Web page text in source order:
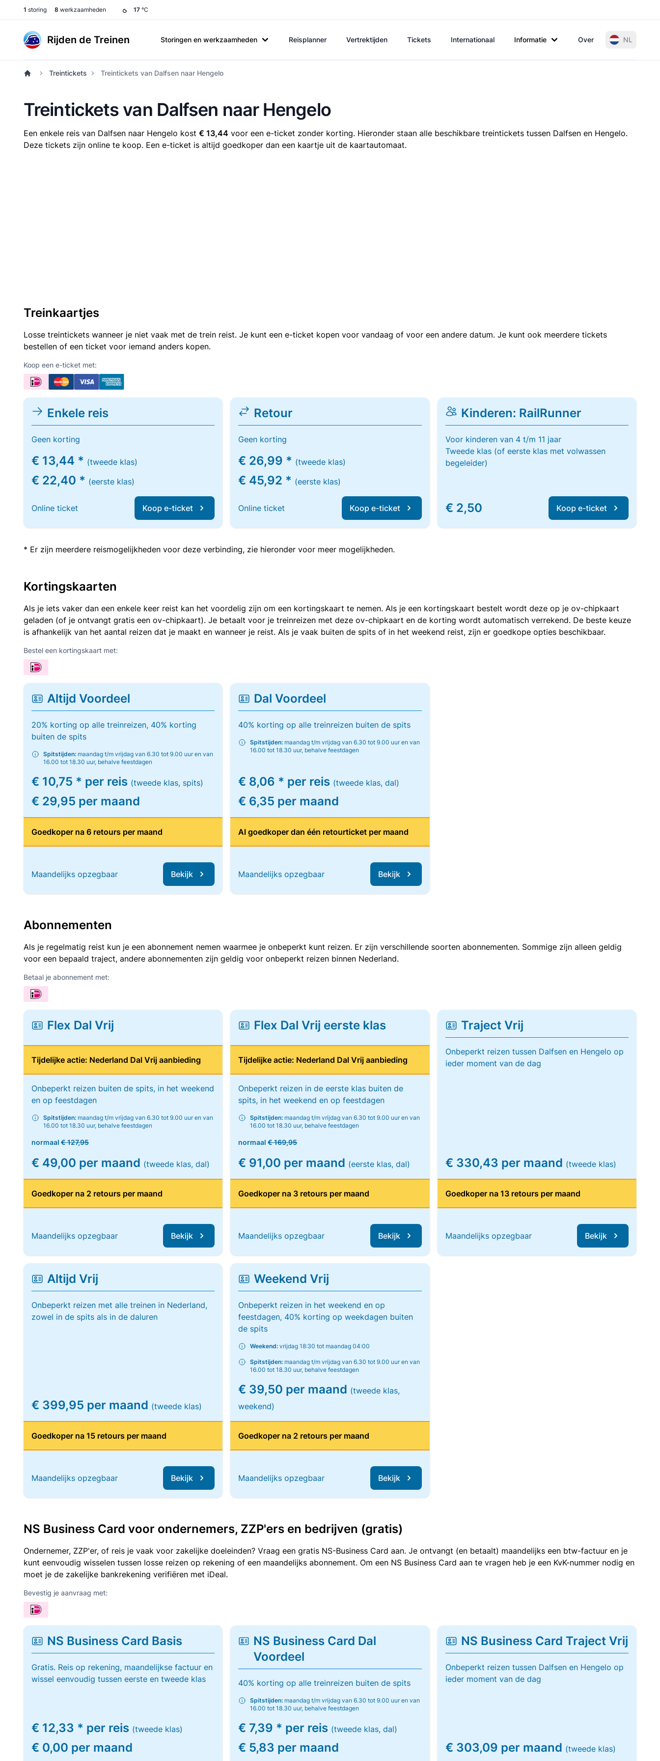
1 storing 8 werkzaamheden 17 °C
Rijden de Treinen Storingen en werkzaamheden Reisplanner Vertrektijden Tickets Internationaal Informatie Over NL
Treintickets Treintickets van Dalfsen naar Hengelo
Treintickets van Dalfsen naar Hengelo
Een enkele reis van Dalfsen naar Hengelo kost € 13,44 voor een e-ticket zonder korting. Hieronder staan alle beschikbare treintickets tussen Dalfsen en Hengelo.
Deze tickets zijn online te koop. Een e-ticket is altijd goedkoper dan een kaartje uit de kaartautomaat.
Treinkaartjes
Losse treintickets wanneer je niet vaak met de trein reist. Je kunt een e-ticket kopen voor vandaag of voor een andere datum. Je kunt ook meerdere tickets
bestellen of een ticket voor iemand anders kopen.
Koop een e-ticket met:
Enkele reis
Geen korting
€ 13,44 * (tweede klas)
€ 22,40 * (eerste klas)
Online ticket Koop e-ticket
Retour
Geen korting
€ 26,99 * (tweede klas)
€ 45,92 * (eerste klas)
Online ticket Koop e-ticket
Kinderen: RailRunner
Voor kinderen van 4 t/m 11 jaar
Tweede klas (of eerste klas met volwassen
begeleider)
€ 2,50 Koop e-ticket
* Er zijn meerdere reismogelijkheden voor deze verbinding, zie hieronder voor meer mogelijkheden.
Kortingskaarten
Als je iets vaker dan een enkele keer reist kan het voordelig zijn om een kortingskaart te nemen. Als je een kortingskaart bestelt wordt deze op je ov-chipkaart
geladen (of je ontvangt gratis een ov-chipkaart). Je betaalt voor je treinreizen met deze ov-chipkaart en de korting wordt automatisch verrekend. De beste keuze
is afhankelijk van het aantal reizen dat je maakt en wanneer je reist. Als je vaak buiten de spits of in het weekend reist, zijn er goedkope opties beschikbaar.
Bestel een kortingskaart met:
Altijd Voordeel
20% korting op alle treinreizen, 40% korting
buiten de spits
Spitstijden: maandag t/m vrijdag van 6.30 tot 9.00 uur en van
16.00 tot 18.30 uur, behalve feestdagen
€ 10,75 * per reis (tweede klas, spits)
€ 29,95 per maand
Goedkoper na 6 retours per maand
Maandelijks opzegbaar Bekijk
Dal Voordeel
40% korting op alle treinreizen buiten de spits
Spitstijden: maandag t/m vrijdag van 6.30 tot 9.00 uur en van
16.00 tot 18.30 uur, behalve feestdagen
€ 8,06 * per reis (tweede klas, dal)
€ 6,35 per maand
Al goedkoper dan één retourticket per maand
Maandelijks opzegbaar Bekijk
Abonnementen
Als je regelmatig reist kun je een abonnement nemen waarmee je onbeperkt kunt reizen. Er zijn verschillende soorten abonnementen. Sommige zijn alleen geldig
voor een bepaald traject, andere abonnementen zijn geldig voor onbeperkt reizen binnen Nederland.
Betaal je abonnement met:
Flex Dal Vrij
Tijdelijke actie: Nederland Dal Vrij aanbieding
Onbeperkt reizen buiten de spits, in het weekend
en op feestdagen
Spitstijden: maandag t/m vrijdag van 6.30 tot 9.00 uur en van
16.00 tot 18.30 uur, behalve feestdagen
normaal € 127,95
€ 49,00 per maand (tweede klas, dal)
Goedkoper na 2 retours per maand
Maandelijks opzegbaar Bekijk
Flex Dal Vrij eerste klas
Tijdelijke actie: Nederland Dal Vrij aanbieding
Onbeperkt reizen in de eerste klas buiten de
spits, in het weekend en op feestdagen
Spitstijden: maandag t/m vrijdag van 6.30 tot 9.00 uur en van
16.00 tot 18.30 uur, behalve feestdagen
normaal€ 169,95
€ 91,00 per maand (eerste klas, dal)
Goedkoper na 3 retours per maand
Maandelijks opzegbaar Bekijk
Traject Vrij
Onbeperkt reizen tussen Dalfsen en Hengelo op
ieder moment van de dag
€ 330,43 per maand (tweede klas)
Goedkoper na 13 retours per maand
Maandelijks opzegbaar Bekijk
Altijd Vrij
Onbeperkt reizen met alle treinen in Nederland,
zowel in de spits als in de daluren
€ 399,95 per maand (tweede klas)
Goedkoper na 15 retours per maand
Maandelijks opzegbaar Bekijk
Weekend Vrij
Onbeperkt reizen in het weekend en op
feestdagen, 40% korting op weekdagen buiten
de spits
Weekend: vrijdag 18:30 tot maandag 04:00
Spitstijden: maandag t/m vrijdag van 6.30 tot 9.00 uur en van
16.00 tot 18.30 uur, behalve feestdagen
€ 39,50 per maand (tweede klas,
weekend)
Goedkoper na 2 retours per maand
Maandelijks opzegbaar Bekijk
NS Business Card voor ondernemers, ZZP'ers en bedrijven (gratis)
Ondernemer, ZZP'er, of reis je vaak voor zakelijke doeleinden? Vraag een gratis NS-Business Card aan. Je ontvangt (en betaalt) maandelijks een btw-factuur en je
kunt eenvoudig wisselen tussen losse reizen op rekening of een maandelijks abonnement. Om een NS Business Card aan te vragen heb je een KvK-nummer nodig en
moet je de zakelijke bankrekening verifiëren met iDeal.
Bevestig je aanvraag met:
NS Business Card Basis
Gratis. Reis op rekening, maandelijkse factuur en
wissel eenvoudig tussen eerste en tweede klas
€ 12,33 * per reis (tweede klas)
€ 0,00 per maand
NS Business Card Dal
Voordeel
40% korting op alle treinreizen buiten de spits
Spitstijden: maandag t/m vrijdag van 6.30 tot 9.00 uur en van
16.00 tot 18.30 uur, behalve feestdagen
€ 7,39 * per reis (tweede klas, dal)
€ 5,83 per maand
NS Business Card Traject Vrij
Onbeperkt reizen tussen Dalfsen en Hengelo op
ieder moment van de dag
€ 303,09 per maand (tweede klas)